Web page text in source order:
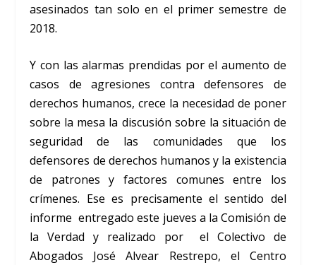
asesinados tan solo en el primer semestre de
2018.
Y con las alarmas prendidas por el aumento de
casos de agresiones contra defensores de
derechos humanos, crece la necesidad de poner
sobre la mesa la discusión sobre la situación de
seguridad de las comunidades que los
defensores de derechos humanos y la existencia
de patrones y factores comunes entre los
crímenes. Ese es precisamente el sentido del
informe entregado este jueves a la Comisión de
la Verdad y realizado por el Colectivo de
Abogados José Alvear Restrepo, el Centro